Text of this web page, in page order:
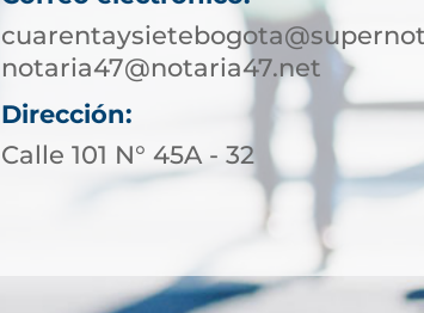
notaria47@notaria47.net
Dirección:
Calle 101 N° 45A - 32